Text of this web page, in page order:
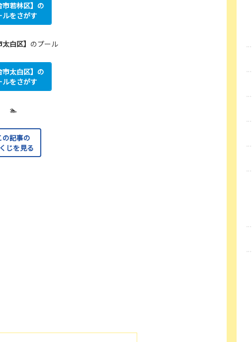
市若林区】の
ルをさがす
白区】 のプール
市太白区】の
ルをさがす
🏊
の記事の
じを見る